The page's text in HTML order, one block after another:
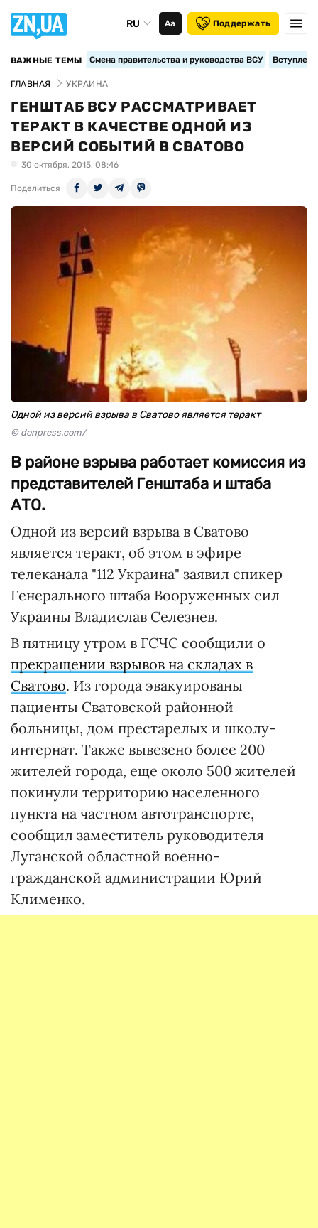
RU Аа Поддержать
ВАЖНЫЕ ТЕМЫ Смена правительства и руководства ВСУ
ГЛАВНАЯ УКРАИНА
ГЕНШТАБ ВСУ РАССМАТРИВАЕТ
ТЕРАКТ В КАЧЕСТВЕ ОДНОЙ ИЗ
ВЕРСИЙ СОБЫТИЙ В СВАТОВО
30 октября, 2015, 08:46
Поделиться
Одной из версий взрыва в Сватово является теракт
© donpress.com/
В районе взрыва работает комиссия из
представителей Генштаба и штаба
АТО.
Одной из версий взрыва в Сватово
является теракт, об этом в эфире
телеканала "112 Украина" заявил спикер
Генерального штаба Вооруженных сил
Украины Владислав Селезнев.
В пятницу утром в ГСЧС сообщили о
прекращении взрывов на складах в
Сватово. Из города эвакуированы
пациенты Сватовской районной
больницы, дом престарелых и школу-
интернат. Также вывезено более 200
жителей города, еще около 500 жителей
покинули территорию населенного
пункта на частном автотранспорте,
сообщил заместитель руководителя
Луганской областной военно-
гражданской администрации Юрий
Клименко.